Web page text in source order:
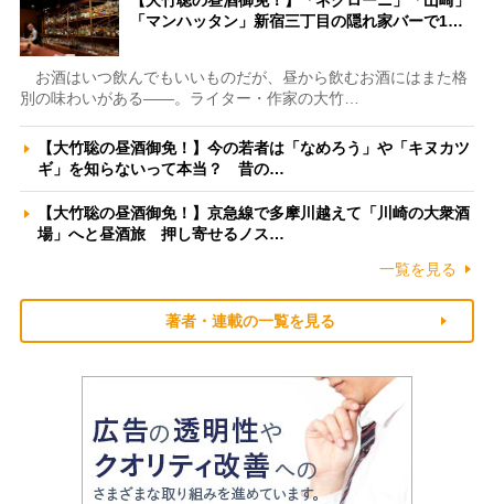
「マンハッタン」新宿三丁目の隠れ家バーで1…
お酒はいつ飲んでもいいものだが、昼から飲むお酒にはまた格
別の味わいがある――。ライター・作家の大竹…
【大竹聡の昼酒御免！】今の若者は「なめろう」や「キヌカツ
ギ」を知らないって本当？ 昔の…
【大竹聡の昼酒御免！】京急線で多摩川越えて「川崎の大衆酒
場」へと昼酒旅 押し寄せるノス…
一覧を見る
著者・連載の一覧を見る